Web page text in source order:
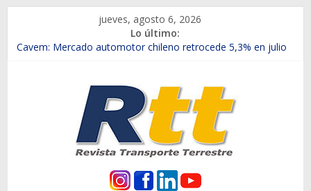
contenido
jueves, agosto 6, 2026
Lo último:
Chile es el primer mercado internacional en lanzar la nueva
Salfa suma vehículos electrificados de Chevrolet en el Biobío
Samex amplía su red con nuevas sucursales en Rancagua y
SINOTRUK Pick-ups presentó la recién estrenada Bolden en
la Expo Compras Públicas 2026